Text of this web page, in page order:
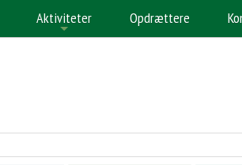
Aktiviteter Opdrættere